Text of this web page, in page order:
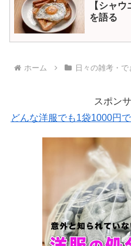
【シャ
を語る
ホーム 日々の雑考・で
スポン
どんな洋服でも1袋1000円